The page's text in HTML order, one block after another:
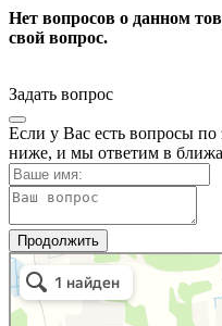
Нет вопросов о данном
свой вопрос.
Задать вопрос
Если у Вас есть вопросы по
ниже, и мы ответим в
Продолжить
Мужское Дело
Товары для дома в Калининградской
Самогонное оборудование в